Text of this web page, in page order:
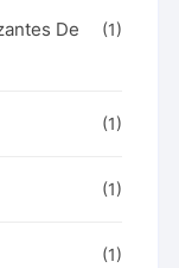
De
(1)
(1)
(1)
(1)